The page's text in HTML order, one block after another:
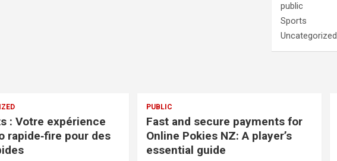
public
Sports
Uncategorized
: Votre expérience
rapide‑fire pour des
PUBLIC
Fast and secure payments for
Online Pokies NZ: A player’s
essential guide